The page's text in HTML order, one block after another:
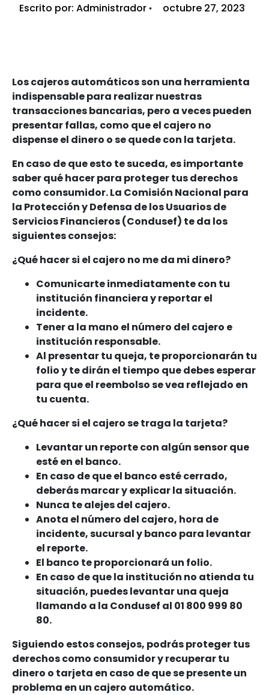
Escrito por: Administrador octubre 27, 2023
Los cajeros automáticos son una herramienta
indispensable para realizar nuestras
transacciones bancarias, pero a veces pueden
presentar fallas, como que el cajero no
dispense el dinero o se quede con la tarjeta.
En caso de que esto te suceda, es importante
saber qué hacer para proteger tus derechos
como consumidor. La Comisión Nacional para
la Protección y Defensa de los Usuarios de
Servicios Financieros (Condusef) te da los
siguientes consejos:
¿Qué hacer si el cajero no me da mi dinero?
Comunicarte inmediatamente con tu
institución financiera y reportar el
incidente.
Tener a la mano el número del cajero e
institución responsable.
Al presentar tu queja, te proporcionarán tu
folio y te dirán el tiempo que debes esperar
para que el reembolso se vea reflejado en
tu cuenta.
¿Qué hacer si el cajero se traga la tarjeta?
Levantar un reporte con algún sensor que
esté en el banco.
En caso de que el banco esté cerrado,
deberás marcar y explicar la situación.
Nunca te alejes del cajero.
Anota el número del cajero, hora de
incidente, sucursal y banco para levantar
el reporte.
El banco te proporcionará un folio.
En caso de que la institución no atienda tu
situación, puedes levantar una queja
llamando a la Condusef al 01 800 999 80
80.
Siguiendo estos consejos, podrás proteger tus
derechos como consumidor y recuperar tu
dinero o tarjeta en caso de que se presente un
problema en un cajero automático.